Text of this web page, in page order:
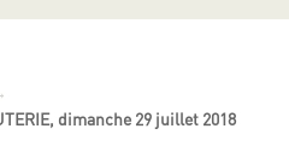
dimanche 29 juillet 2018